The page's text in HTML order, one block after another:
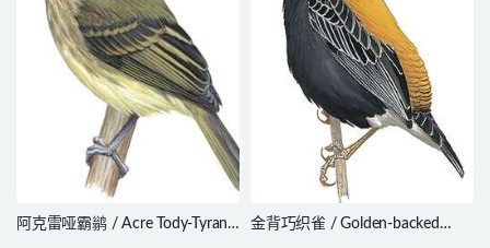
阿克雷哑霸鹟 / Acre Tody-Tyrant
金背巧织雀 / Golden-backed